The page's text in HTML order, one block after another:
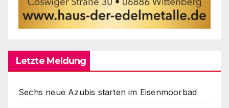
Letzte Meldung
Sechs neue Azubis starten im Eisenmoorbad